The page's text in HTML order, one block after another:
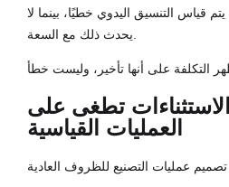
قياس التنسيق اليدوي خطيًا، بينما لا
الانهيار 3: الاستثناءات تطغى على
العمليات القياسية